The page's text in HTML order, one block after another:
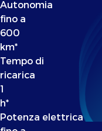
Autonomia
fino a
600
km*
Tempo di
ricarica
1
h*
Potenza elettrica